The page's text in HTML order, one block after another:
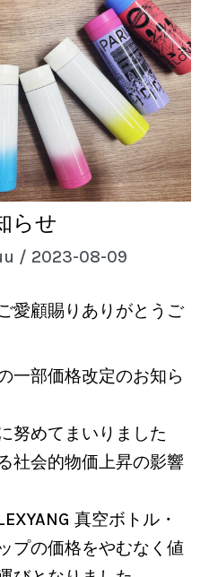
らせ
/ 2023-08-09
愛顧賜りありがとうご
一部価格改定のお知ら
努めてまいりました
社会的物価上昇の影響
真空ボトル・
プの価格をやむなく値